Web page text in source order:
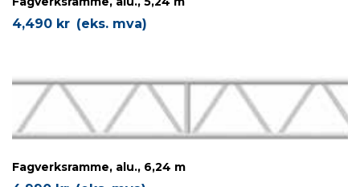
4,490 kr (eks. mva)
Fagverksramme, alu., 6,24 m